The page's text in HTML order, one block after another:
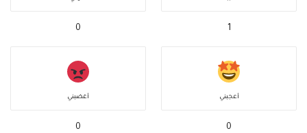
1
0
أعجبني
0
أغضبني
0